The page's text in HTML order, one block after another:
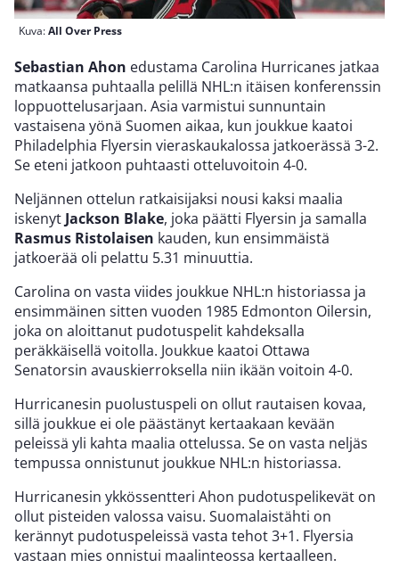
Kuva:All Over Press
Sebastian Ahon edustama Carolina Hurricanes jatkaa
matkaansa puhtaalla pelillä NHL:n itäisen konferenssin
loppuottelusarjaan. Asia varmistui sunnuntain
vastaisena yönä Suomen aikaa, kun joukkue kaatoi
Philadelphia Flyersin vieraskaukalossa jatkoerässä 3-2.
Se eteni jatkoon puhtaasti otteluvoitoin 4-0.
Neljännen ottelun ratkaisijaksi nousi kaksi maalia
iskenyt Jackson Blake, joka päätti Flyersin ja samalla
Rasmus Ristolaisen kauden, kun ensimmäistä
jatkoerää oli pelattu 5.31 minuuttia.
Carolina on vasta viides joukkue NHL:n historiassa ja
ensimmäinen sitten vuoden 1985 Edmonton Oilersin,
joka on aloittanut pudotuspelit kahdeksalla
peräkkäisellä voitolla. Joukkue kaatoi Ottawa
Senatorsin avauskierroksella niin ikään voitoin 4-0.
Hurricanesin puolustuspeli on ollut rautaisen kovaa,
sillä joukkue ei ole päästänyt kertaakaan kevään
peleissä yli kahta maalia ottelussa. Se on vasta neljäs
tempussa onnistunut joukkue NHL:n historiassa.
Hurricanesin ykkössentteri Ahon pudotuspelikevät on
ollut pisteiden valossa vaisu. Suomalaistähti on
kerännyt pudotuspeleissä vasta tehot 3+1. Flyersia
vastaan mies onnistui maalinteossa kertaalleen.